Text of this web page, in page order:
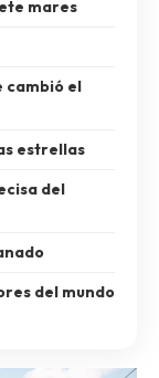
mares
cambió el
estrellas
del
del mundo